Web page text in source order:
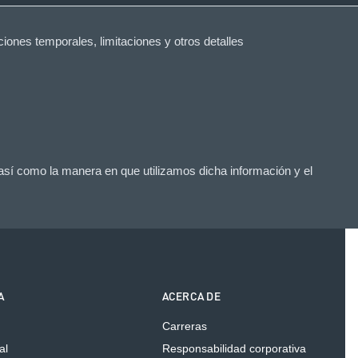
temporales, limitaciones y otros detalles
como la manera en que utilizamos dicha información y el
ACERCA DE
Carreras
Responsabilidad corporativa